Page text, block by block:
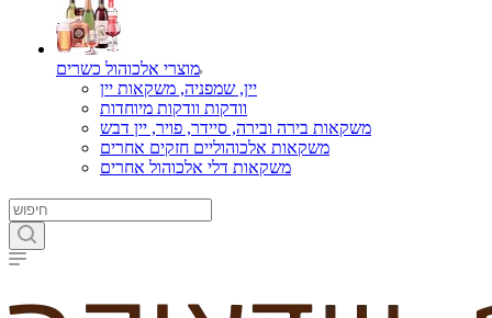
מוצרי אלכוהול כשרים
יין, שמפניה, משקאות יין
וודקות וודקות מיוחדות
משקאות בירה ובירה, סיידר, פויר, יין דבש
משקאות אלכוהוליים חזקים אחרים
משקאות דלי אלכוהול אחרים